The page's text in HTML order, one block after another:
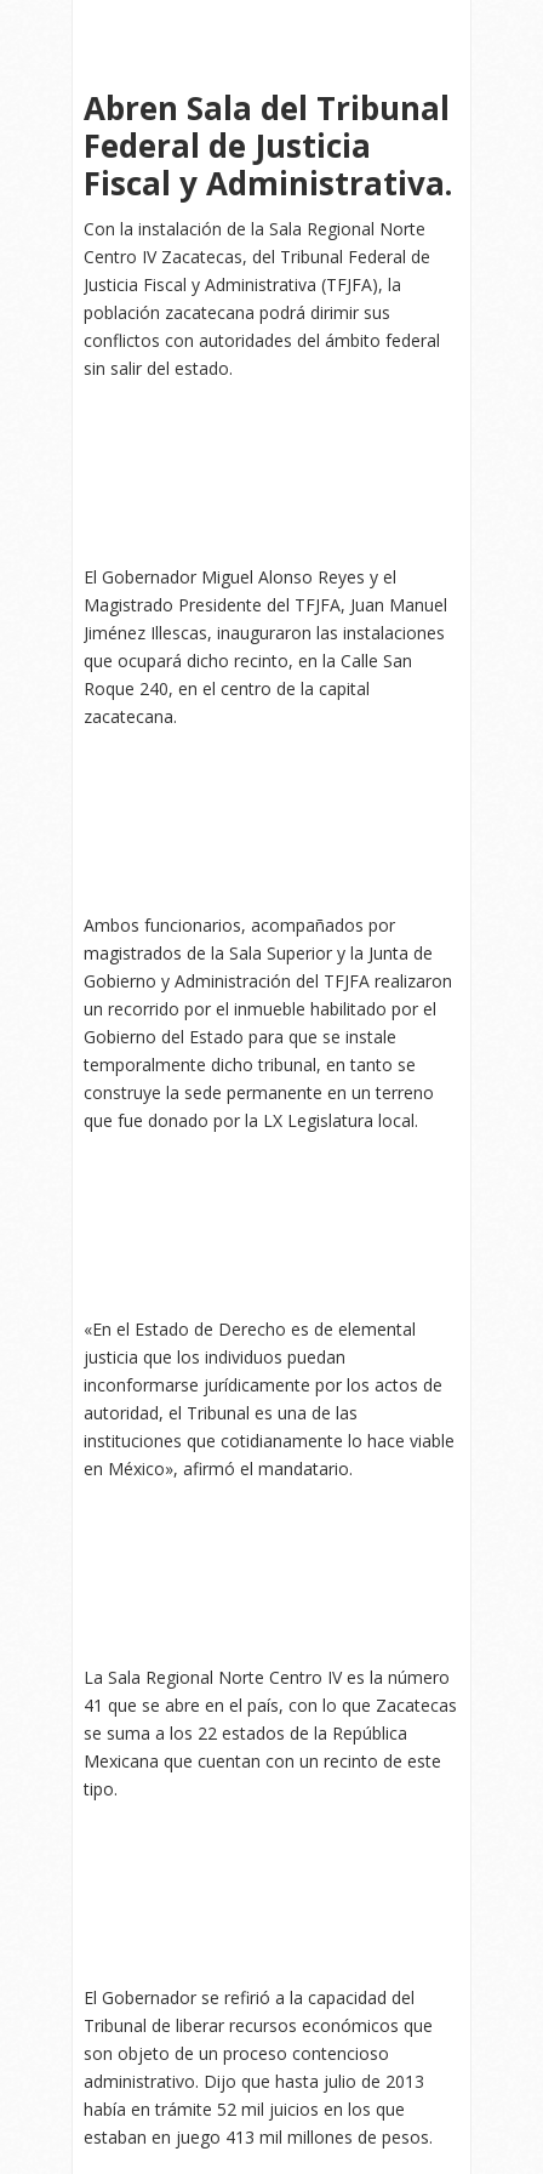
Abren Sala del Tribunal
Federal de Justicia
Fiscal y Administrativa.
Con la instalación de la Sala Regional Norte
Centro IV Zacatecas, del Tribunal Federal de
Justicia Fiscal y Administrativa (TFJFA), la
población zacatecana podrá dirimir sus
conflictos con autoridades del ámbito federal
sin salir del estado.
El Gobernador Miguel Alonso Reyes y el
Magistrado Presidente del TFJFA, Juan Manuel
Jiménez Illescas, inauguraron las instalaciones
que ocupará dicho recinto, en la Calle San
Roque 240, en el centro de la capital
zacatecana.
Ambos funcionarios, acompañados por
magistrados de la Sala Superior y la Junta de
Gobierno y Administración del TFJFA realizaron
un recorrido por el inmueble habilitado por el
Gobierno del Estado para que se instale
temporalmente dicho tribunal, en tanto se
construye la sede permanente en un terreno
que fue donado por la LX Legislatura local.
«En el Estado de Derecho es de elemental
justicia que los individuos puedan
inconformarse jurídicamente por los actos de
autoridad, el Tribunal es una de las
instituciones que cotidianamente lo hace viable
en México», afirmó el mandatario.
La Sala Regional Norte Centro IV es la número
41 que se abre en el país, con lo que Zacatecas
se suma a los 22 estados de la República
Mexicana que cuentan con un recinto de este
tipo.
El Gobernador se refirió a la capacidad del
Tribunal de liberar recursos económicos que
son objeto de un proceso contencioso
administrativo. Dijo que hasta julio de 2013
había en trámite 52 mil juicios en los que
estaban en juego 413 mil millones de pesos.